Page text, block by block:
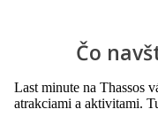
Čo
Last minute na Thassos
atrakciami a aktivitami.